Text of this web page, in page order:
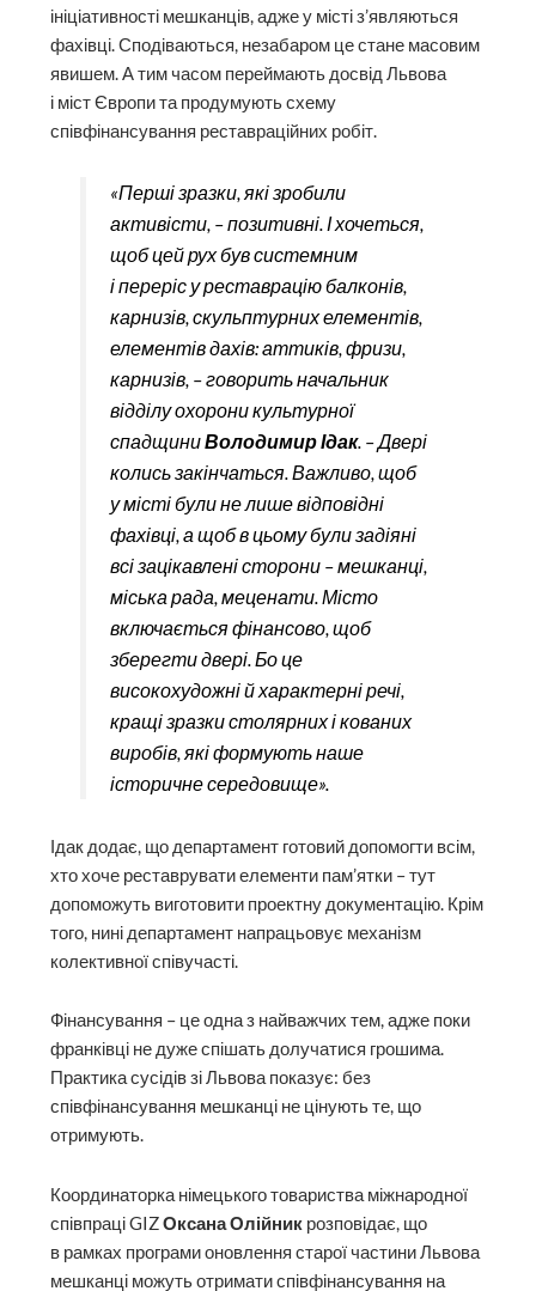
ініціативності мешканців, адже у місті з’являються
фахівці. Сподіваються, незабаром це стане масовим
явишем. А тим часом переймають досвід Львова
і міст Європи та продумують схему
співфінансування реставраційних робіт.
«Перші зразки, які зробили
активісти, – позитивні. І хочеться,
щоб цей рух був системним
і переріс у реставрацію балконів,
карнизів, скульптурних елементів,
елементів дахів: аттиків, фризи,
карнизів, – говорить начальник
відділу охорони культурної
спадщиниВолодимир Ідак. – Двері
колись закінчаться. Важливо, щоб
у місті були не лише відповідні
фахівці, а щоб в цьому були задіяні
всі зацікавлені сторони – мешканці,
міська рада, меценати. Місто
включається фінансово, щоб
зберегти двері. Бо це
високохудожні й характерні речі,
кращі зразки столярних і кованих
виробів, які формують наше
історичне середовище».
Ідак додає, що департамент готовий допомогти всім,
хто хоче реставрувати елементи пам’ятки – тут
допоможуть виготовити проектну документацію. Крім
того, нині департамент напрацьовує механізм
колективної співучасті.
Фінансування – це одна з найважчих тем, адже поки
франківці не дуже спішать долучатися грошима.
Практика сусідів зі Львова показує: без
співфінансування мешканці не цінують те, що
отримують.
Координаторка німецького товариства міжнародної
співпраці GIZОксана Олійник розповідає, що
в рамках програми оновлення старої частини Львова
мешканці можуть отримати співфінансування на